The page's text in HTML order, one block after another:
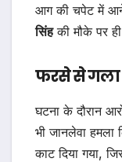
आग की चपेट में
सिंहकी मौके पर
फरसे से गला
घटना के दौरान
भी जानलेवा
काट दिया गया,